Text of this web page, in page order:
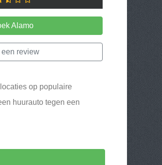
Alamo
een review
op populaire
huurauto tegen een